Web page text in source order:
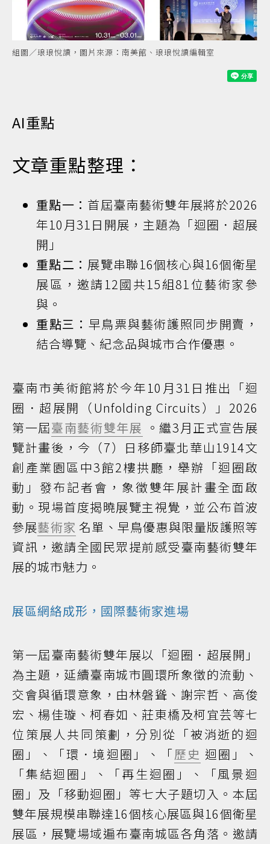
組圖／琅琅悅讀，圖片來源：南美館、琅琅悅讀編輯室
AI重點
文章重點整理：
重點一： 首屆臺南藝術雙年展將於2026
年10月31日開展，主題為「迴圈．超展
開」
重點二： 展覽串聯16個核心與16個衛星
展區，邀請12國共15組81位藝術家參
與。
重點三： 早鳥票與藝術護照同步開賣，
結合導覽、紀念品與城市合作優惠。
臺南市美術館將於今年10月31日推出「迴
圈．超展開（Unfolding Circuits）」2026
第一屆臺南藝術雙年展 。繼3月正式宣告展
覽計畫後，今（7）日移師臺北華山1914文
創產業園區中3館2樓拱廳，舉辦「迴圈啟
動」發布記者會，象徵雙年展計畫全面啟
動。現場首度揭曉展覽主視覺，並公布首波
參展藝術家 名單、早鳥優惠與限量版護照等
資訊，邀請全國民眾提前感受臺南藝術雙年
展的城市魅力。
展區網絡成形，國際藝術家進場
第一屆臺南藝術雙年展以「迴圈．超展開」
為主題，延續臺南城市圓環所象徵的流動、
交會與循環意象，由林磐聳、謝宗哲、高俊
宏、楊佳璇、柯春如、莊東橋及柯宜芸等七
位策展人共同策劃，分別從「被消逝的迴
圈」、「環．境迴圈」、「歷史 迴圈」、
「集結迴圈」、「再生迴圈」、「風景迴
圈」及「移動迴圈」等七大子題切入。本屆
雙年展規模串聯達16個核心展區與16個衛星
展區，展覽場域遍布臺南城區各角落。邀請